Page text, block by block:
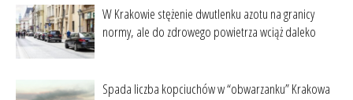
W Krakowie stężenie dwutlenku azotu na granicy
normy, ale do zdrowego powietrza wciąż daleko
Spada liczba kopciuchów w “obwarzanku” Krakowa